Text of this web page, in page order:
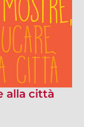
alla città